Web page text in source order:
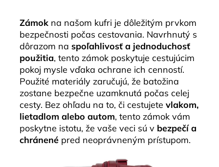
Zámok na našom kufri je dôležitým prvkom
bezpečnosti počas cestovania. Navrhnutý s
dôrazom na spoľahlivosť a jednoduchosť
použitia, tento zámok poskytuje cestujúcim
pokoj mysle vďaka ochrane ich cenností.
Použité materiály zaručujú, že batožina
zostane bezpečne uzamknutá počas celej
cesty. Bez ohľadu na to, či cestujete vlakom,
lietadlom alebo autom, tento zámok vám
poskytne istotu, že vaše veci sú v bezpečí a
chránené pred neoprávneným prístupom.